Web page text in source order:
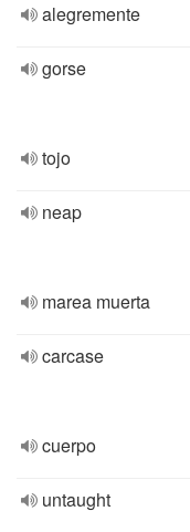
alegremente
gorse
tojo
neap
marea muerta
carcase
cuerpo
untaught